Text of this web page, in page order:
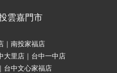
雲嘉門市
｜南投家福店
大里店｜台中一中店
台中文心家福店